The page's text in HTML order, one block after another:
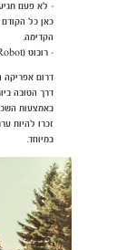
- לא פעם
כאן כל
הקדימה.
- רובוט (Robot) הוא כינוי מקובל לרמזור בדרום אפריקה.
דרום אפריקה
דרך הטובה
באמצעות
זכרו להיות
במיוחד.